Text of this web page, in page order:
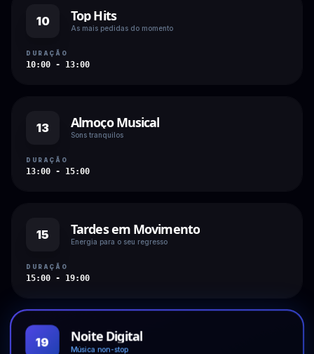
10 Top Hits
As mais pedidas do momento
DURAÇÃO
10:00 - 13:00
13 Almoço Musical
Sons tranquilos
DURAÇÃO
13:00 - 15:00
15 Tardes em Movimento
Energia para o seu regresso
DURAÇÃO
15:00 - 19:00
19 Noite Digital
Música non-stop